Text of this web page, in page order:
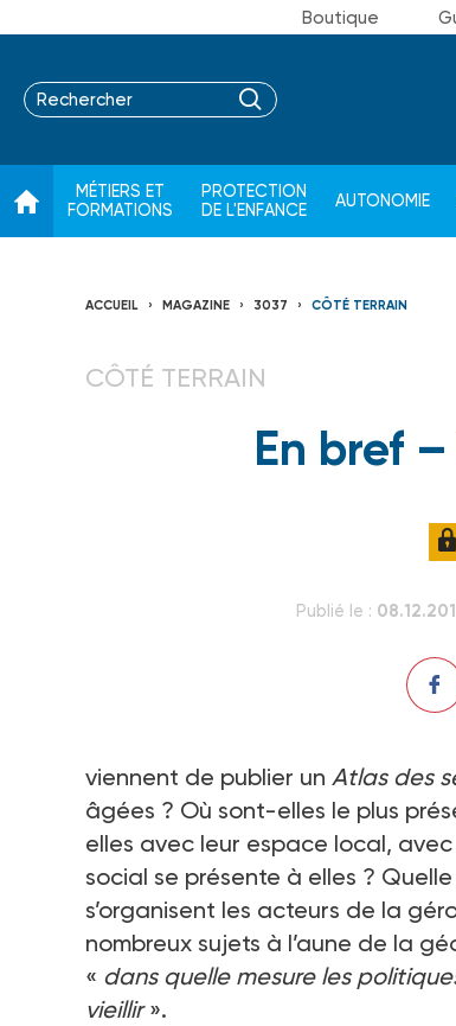
Boutique
MÉTIERS ET
FORMATIONS
PROTECTION
DE L'ENFANCE
AUTONOMIE
ACCUEIL MAGAZINE 3037 CÔTÉ TERRAIN
CÔTÉ TERRAIN
En bref –
Publié le :
viennent de publier un Atlas des
âgées ? Où sont-elles le plus
elles avec leur espace local,
social se présente à elles ?
s’organisent les acteurs de la
nombreux sujets à l’aune de la
« dans quelle mesure les
vieillir».